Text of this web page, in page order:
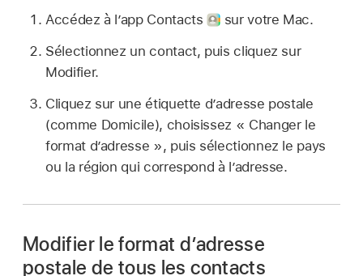
Accédez à l’app Contacts
sur votre Mac.
Sélectionnez un contact, puis cliquez sur
Modifier.
Cliquez sur une étiquette d’adresse postale
(comme Domicile), choisissez « Changer le
format d’adresse », puis sélectionnez le pays
ou la région qui correspond à l’adresse.
Modifier le format d’adresse
postale de tous les contacts